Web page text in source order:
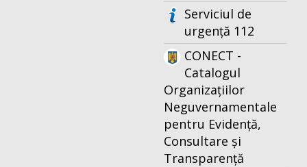
Serviciul de
urgență 112
CONECT -
Catalogul
Organizațiilor
Neguvernamentale
pentru Evidență,
Consultare și
Transparență